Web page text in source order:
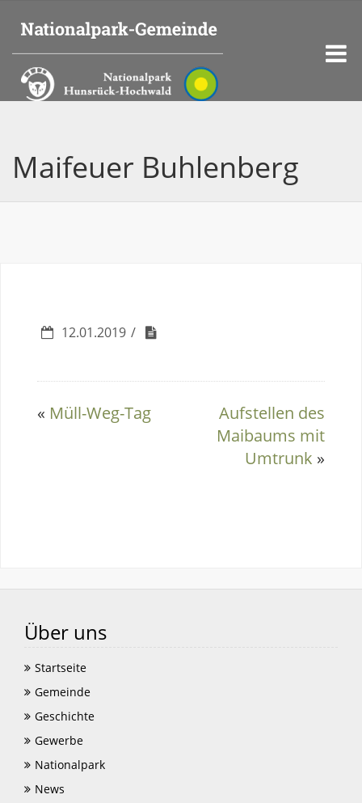
Maifeuer Buhlenberg
12.01.2019
« Müll-Weg-Tag
Aufstellen des
Maibaums mit
Umtrunk »
Über uns
Startseite
Gemeinde
Geschichte
Gewerbe
Nationalpark
News